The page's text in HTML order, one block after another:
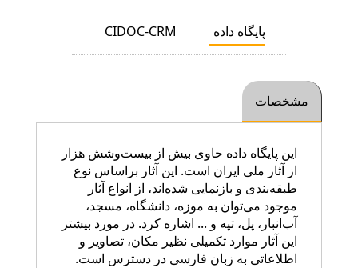
پایگاه داده CIDOC-CRM
مشخصات
این پایگاه داده حاوی بیش از بیست‌وشش هزار
از آثار ملی ایران است. این آثار براساس نوع
طبقه‌بندی و بازنمایی شده‌اند، از انواع آثار
موجود می‌توان به موزه، دانشگاه، مسجد،
آب‌انبار، پل، تپه و ... اشاره کرد. در مورد بیشتر
این آثار موارد تکمیلی نظیر مکان، تصاویر و
اطلاعاتی به زبان‌ فارسی در دسترس است.